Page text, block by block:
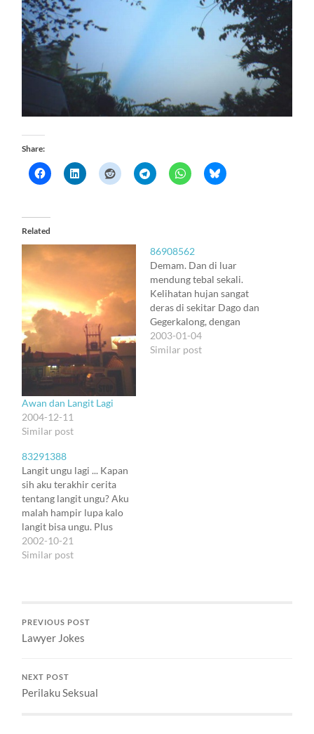
Share:
Related
Awan dan Langit Lagi
2004-12-11
Similar post
86908562
Demam. Dan di luar
mendung tebal sekali.
Kelihatan hujan sangat
deras di sekitar Dago dan
Gegerkalong, dengan
batas hujan sejelas batas
hitam putih (hitam
2003-01-04
Similar post
83291388
Langit ungu lagi ... Kapan
sih aku terakhir cerita
tentang langit ungu? Aku
malah hampir lupa kalo
langit bisa ungu. Plus
maroon di beberapa
sisinya. Dengan cercah-
Tanggal berapa sih
sekarang? Ramadhan
2002-10-21
Similar post
PREVIOUS POST
Lawyer Jokes
NEXT POST
Perilaku Seksual